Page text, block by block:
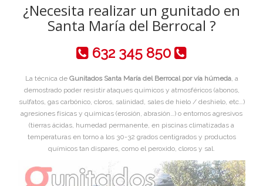
¿Necesita realizar un gunitado en
Santa María del Berrocal ?
632 345 850
La técnica de Gunitados Santa María del Berrocal por vía húmeda, a
demostrado poder resistir ataques químicos y atmosféricos (abonos,
sulfatos, gas carbónico, cloros, salinidad, sales de hielo / deshielo, etc…)
agresiones físicas y químicas (erosión, abrasión…) o entornos agresivos
(tierras ácidas, humedad permanente, en piscinas climatizadas a
temperaturas en torno a los 30-32 grados centigrados y productos
químicos tan dispares, como el peroxido, cloros y sal.